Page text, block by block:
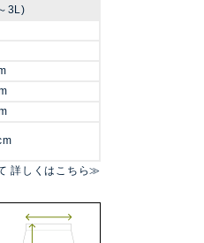
3L)
詳しくはこちら≫